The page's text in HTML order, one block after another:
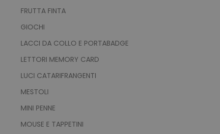
FRUTTA FINTA
GIOCHI
LACCI DA COLLO E PORTABADGE
LETTORI MEMORY CARD
LUCI CATARIFRANGENTI
MESTOLI
MINI PENNE
MOUSE E TAPPETINI